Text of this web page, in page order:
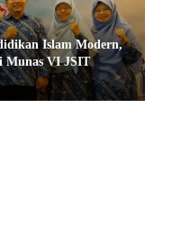
Islam Modern,
Munas VI JSIT